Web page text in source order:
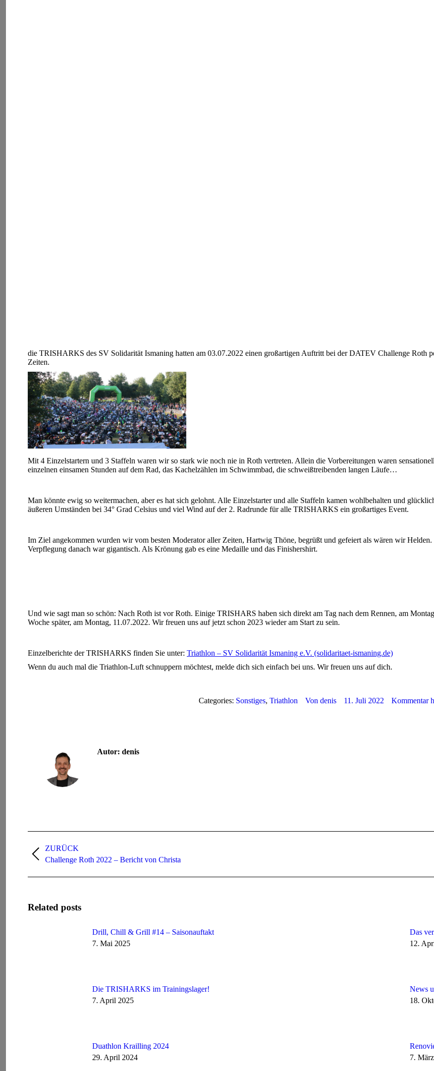
die TRISHARKS des SV Solidarität Ismaning hatten am 03.07.2022 einen großartigen Auftritt bei der DATEV Challenge Roth
Zeiten.
Mit 4 Einzelstartern und 3 Staffeln waren wir so stark wie noch nie in Roth vertreten. Allein die Vorbereitungen waren
einzelnen einsamen Stunden auf dem Rad, das Kachelzählen im Schwimmbad, die schweißtreibenden langen Läufe…
Man könnte ewig so weitermachen, aber es hat sich gelohnt. Alle Einzelstarter und alle Staffeln kamen wohlbehalten und
äußeren Umständen bei 34° Grad Celsius und viel Wind auf der 2. Radrunde für alle TRISHARKS ein großartiges Event.
Im Ziel angekommen wurden wir vom besten Moderator aller Zeiten, Hartwig Thöne, begrüßt und gefeiert als wären wir
Verpflegung danach war gigantisch. Als Krönung gab es eine Medaille und das Finishershirt.
Und wie sagt man so schön: Nach Roth ist vor Roth. Einige TRISHARS haben sich direkt am Tag nach dem Rennen, am
Woche später, am Montag, 11.07.2022. Wir freuen uns auf jetzt schon 2023 wieder am Start zu sein.
Einzelberichte der TRISHARKS finden Sie unter: Triathlon – SV Solidarität Ismaning e.V. (solidaritaet-ismaning.de)
Wenn du auch mal die Triathlon-Luft schnuppern möchtest, melde dich sich einfach bei uns. Wir freuen uns auf dich.
Categories: Sonstiges, Triathlon Von denis 11. Juli 2022 Kommentar
Autor: denis
ZURÜCK
Vorheriger
Challenge Roth 2022 – Bericht von Christa
Related posts
Drill, Chill & Grill #14 – Saisonauftakt
7. Mai 2025
Das
12.
Die TRISHARKS im Trainingslager!
7. April 2025
News
18.
Duathlon Krailling 2024
29. April 2024
7.